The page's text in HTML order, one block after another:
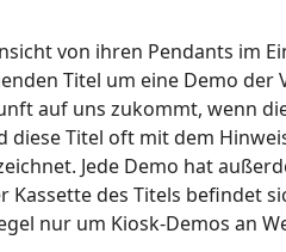
von ihren Pendants im
Titel um eine Demo der
auf uns zukommt, wenn
Titel oft mit dem
Jede Demo hat
des Titels befindet
nur um Kiosk-Demos an